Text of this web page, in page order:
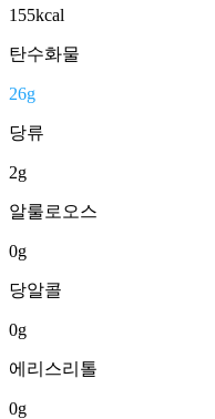
155kcal
탄수화물
26g
당류
2g
알룰로오스
0g
당알콜
0g
에리스리톨
0g